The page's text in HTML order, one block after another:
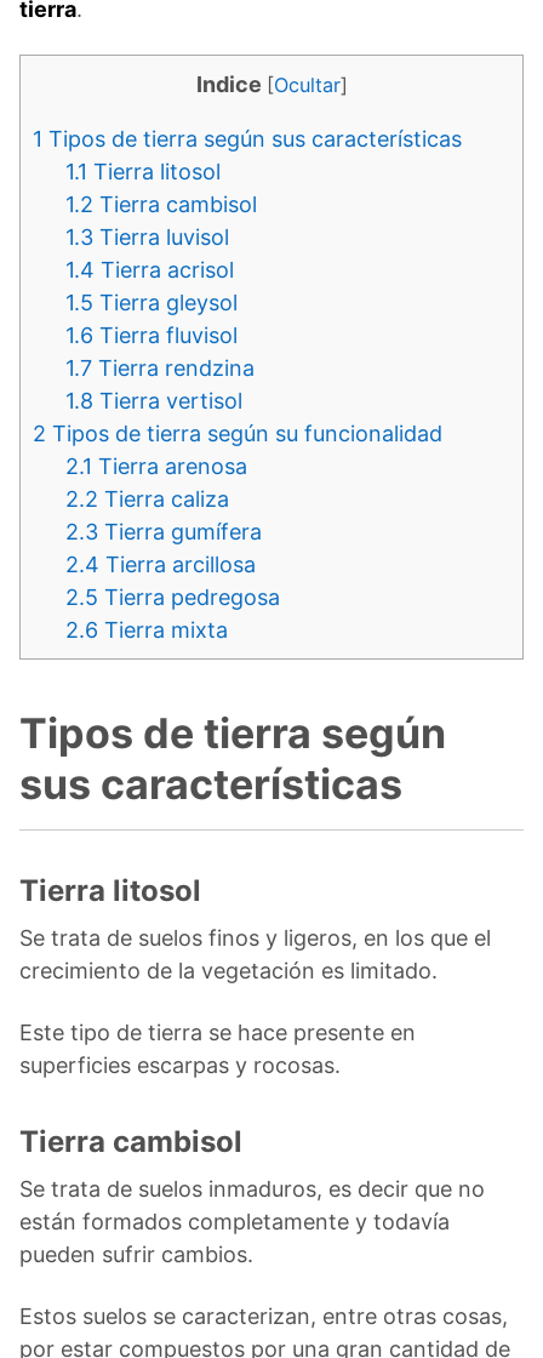
tierra.
Indice [Ocultar]
1 Tipos de tierra según sus características
1.1 Tierra litosol
1.2 Tierra cambisol
1.3 Tierra luvisol
1.4 Tierra acrisol
1.5 Tierra gleysol
1.6 Tierra fluvisol
1.7 Tierra rendzina
1.8 Tierra vertisol
2 Tipos de tierra según su funcionalidad
2.1 Tierra arenosa
2.2 Tierra caliza
2.3 Tierra gumífera
2.4 Tierra arcillosa
2.5 Tierra pedregosa
2.6 Tierra mixta
Tipos de tierra según
sus características
Tierra litosol
Se trata de suelos finos y ligeros, en los que el
crecimiento de la vegetación es limitado.
Este tipo de tierra se hace presente en
superficies escarpas y rocosas.
Tierra cambisol
Se trata de suelos inmaduros, es decir que no
están formados completamente y todavía
pueden sufrir cambios.
Estos suelos se caracterizan, entre otras cosas,
por estar compuestos por una gran cantidad de